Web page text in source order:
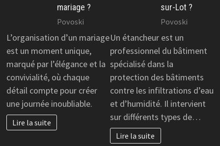
mariage ?
Povoski
L’organisation d’un mariage
est un moment unique,
marqué par l’élégance et la
convivialité, où chaque
détail compte pour créer
une journée inoubliable.
Lire la suite
sur-Lot ?
Povoski
Un étancheur est un
professionnel du bâtiment
spécialisé dans la
protection des bâtiments
contre les infiltrations d’eau
et d’humidité. Il intervient
sur différents types de…
Lire la suite